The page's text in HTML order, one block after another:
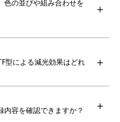
色の並びや組み合わせを
型による減光効果はどれ
内容を確認できますか？